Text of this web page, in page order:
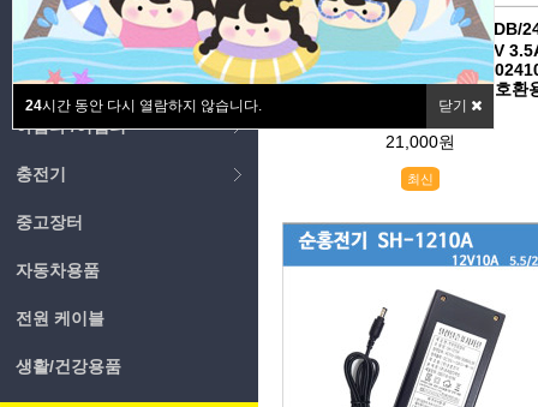
24시간 동안 다시 열람하지 않습니다. 닫기
노트북 배터리
노트북 아답타 /어댑터
아답타 /어댑터
충전기
중고장터
자동차용품
전원 케이블
생활/건강용품
[ZEBRA]지브라 FSP100-RDB/
4.17A 24V4.17A 100W 24V
/24V3.5A/GX420T GX42-
000 프린터어댑터/ 아답타 호환
21,000원
최신